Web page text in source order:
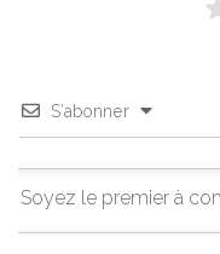
S’abonner